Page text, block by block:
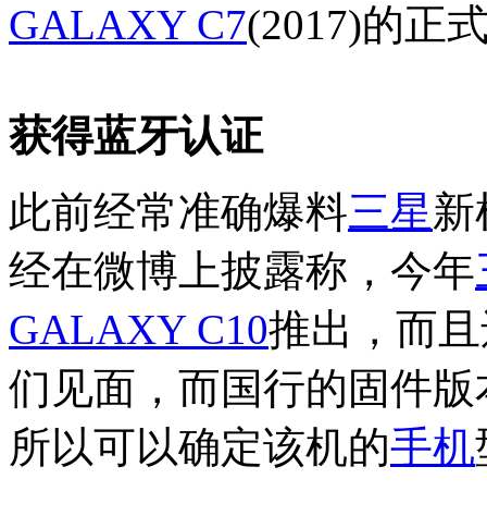
GALAXY C7(2017)的正
获得蓝牙认证
此前经常准确爆料三星新
经在微博上披露称，今年
GALAXY C10推出，而
们见面，而国行的固件版
所以可以确定该机的手机